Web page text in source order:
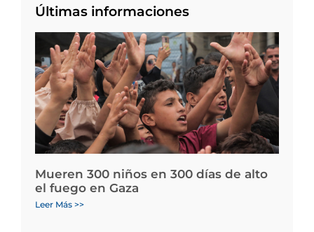
Últimas informaciones
Mueren 300 niños en 300 días de alto
el fuego en Gaza
Leer Más >>